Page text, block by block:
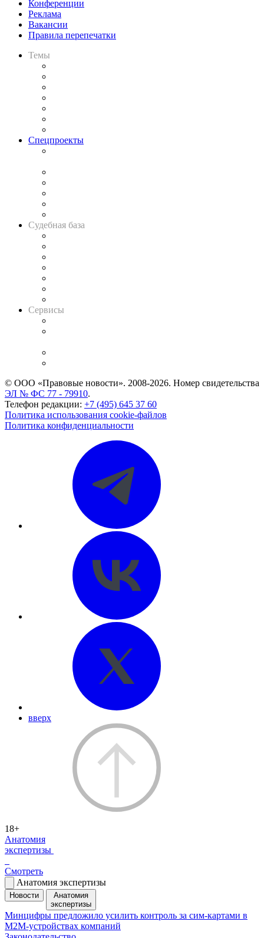
Конференции
Реклама
Вакансии
Правила перепечатки
Темы
Спецпроекты
Судебная база
Сервисы
© ООО «Правовые новости». 2008-2026. Номер свидетельства
ЭЛ № ФС 77 - 79910.
Телефон редакции: +7 (495) 645 37 60
Политика использования cookie-файлов
Политика конфиденциальности
вверх
18+
Анатомия
экспертизы
Смотреть
Анатомия экспертизы
Новости
Анатомия
экспертизы
Минцифры предложило усилить контроль за сим-картами в
M2M-устройствах компаний